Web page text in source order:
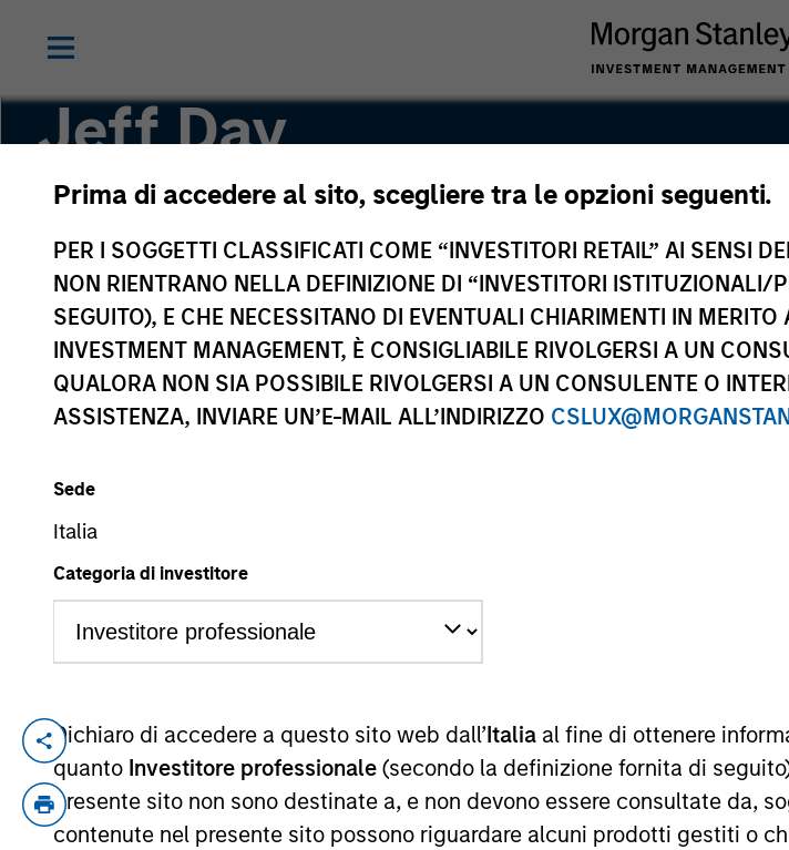
Prima di accedere al sito, scegliere tra le opzioni seguenti.
PER I SOGGETTI CLASSIFICATI COME “INVESTITORI RETAIL” AI SENSI
NON RIENTRANO NELLA DEFINIZIONE DI “INVESTITORI
SEGUITO), E CHE NECESSITANO DI EVENTUALI CHIARIMENTI IN
INVESTMENT MANAGEMENT, È CONSIGLIABILE RIVOLGERSI A UN
QUALORA NON SIA POSSIBILE RIVOLGERSI A UN CONSULENTE O
ASSISTENZA, INVIARE UN’E-MAIL ALL’INDIRIZZO
Sede
Italia
Categoria di investitore
Dichiaro di accedere a questo sito web dall’Italia al fine di ottenere
quanto Investitore professionale (secondo la definizione fornita di
presente sito non sono destinate a, e non devono essere consultate da,
contenute nel presente sito possono riguardare alcuni prodotti gestiti o
Jeff Day
Co-President of Direct Lending
YEARS OF INDUSTRY EXPERIENCE
27 Years
Mr. Day is a Managing Director of Morgan Stanley and Co-President of
Committee and focuses on capital raising and capital markets. Mr. Day
of private credit experience. Prior to joining Morgan Stanley, Mr. Day
known as Apogem Capital) and was involved in sponsor coverage,